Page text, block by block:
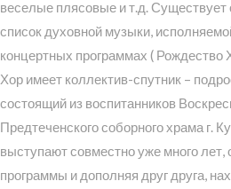
веселые плясовые и т.д.
список духовной музыки,
концертных программах ( Рождество
Хор имеет коллектив-спутник –
состоящий из воспитанников
Предтеченского соборного храма г.
выступают совместно уже много
программы и дополняя друг друга,